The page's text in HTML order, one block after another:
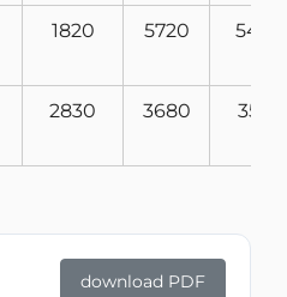
1820 5720 5490
2830 3680 3530
download PDF